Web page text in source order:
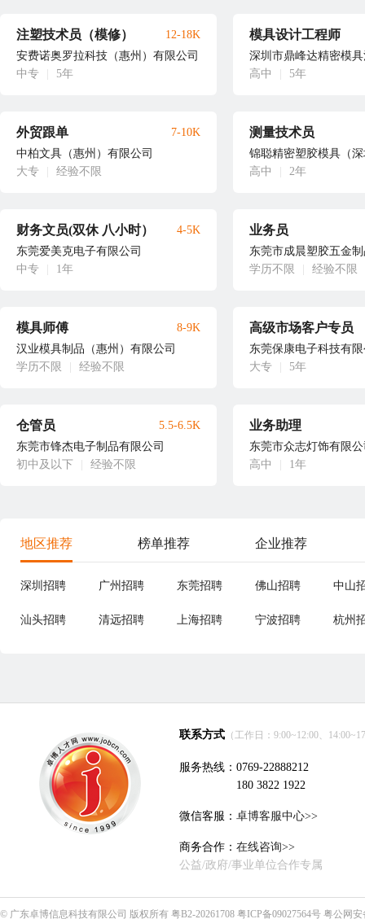
注塑技术员（模修）
安费诺奥罗拉科技（惠州）有限公司
中专
5年
12-18K 模具设计工程师
深圳市鼎峰达精密模
高中
5年
外贸跟单
中柏文具（惠州）有限公司
大专
经验不限
7-10K 测量技术员
锦聪精密塑胶模具（
高中
2年
财务文员(双休 八小时）
东莞爱美克电子有限公司
中专
1年
4-5K 业务员
东莞市成晨塑胶五金
学历不限
经验不限
模具师傅
汉业模具制品（惠州）有限公司
学历不限
经验不限
8-9K 高级市场客户专员
东莞保康电子科技有
大专
5年
仓管员
东莞市锋杰电子制品有限公司
初中及以下
经验不限
5.5-6.5K 业务助理
东莞市众志灯饰有限
高中
1年
地区推荐 榜单推荐 企业推荐
深圳招聘 广州招聘 东莞招聘 佛山招聘 中山
汕头招聘 清远招聘 上海招聘 宁波招聘 杭州
联系方式 （工作日：9:00~12:00、
服务热线：0769-22888212
180 3822 1922
微信客服： 卓博客服中心>>
商务合作： 在线咨询>>
公益/政府/事业单位合作专属
© 广东卓博信息科技有限公司 版权所有 粤B2-20261708 粤ICP备09027564号 粤公网安